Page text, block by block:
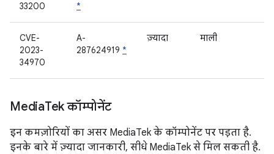
33200
*
CVE-
2023-
34970
A-
287624919 *
ज़्यादा माली
MediaTek कॉम्पोनेंट
इन कमज़ोरियों का असर MediaTek के कॉम्पोनेंट पर पड़ता है.
इनके बारे में ज़्यादा जानकारी, सीधे MediaTek से मिल सकती है.